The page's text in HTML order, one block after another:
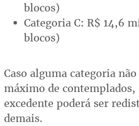
blocos)
Categoria C: R$ 14,6
blocos)
Caso alguma categoria
máximo de contemplados,
excedente poderá ser
demais.